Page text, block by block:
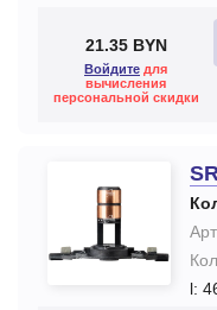
21.35 BYN
Войдите для
вычисления
персональной скидки
l: